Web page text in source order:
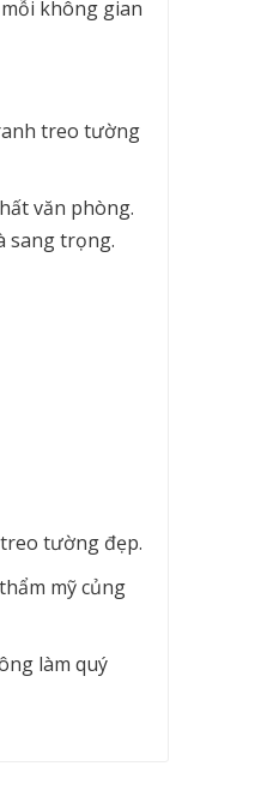
không gian
treo tường
văn phòng.
sang trọng.
tường đẹp.
mỹ củng
làm quý